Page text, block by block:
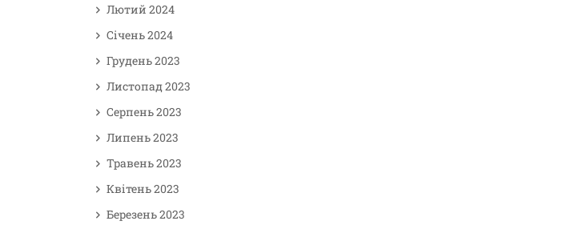
Лютий 2024
Січень 2024
Грудень 2023
Листопад 2023
Серпень 2023
Липень 2023
Травень 2023
Квітень 2023
Березень 2023